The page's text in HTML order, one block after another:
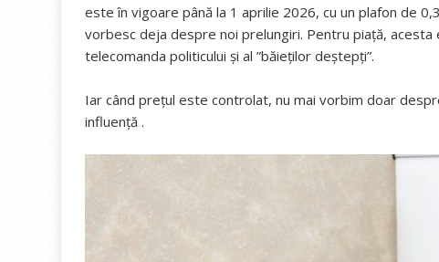
este în vigoare până la 1 aprilie 2026, cu un plafon de
vorbesc deja despre noi prelungiri. Pentru piață,
telecomanda politicului și al ”băieților deștepți”.
Iar când prețul este controlat, nu mai vorbim doar
influență .